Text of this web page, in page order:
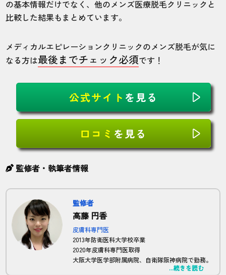
の基本情報だけでなく、他のメンズ医療脱毛クリニックと
比較した結果もまとめています。
メディカルエピレーションクリニックのメンズ脱毛が気に
なる方は最後までチェック必須です！
公式サイト を見る
口コミ を見る
監修者・執筆者情報
監修者
高藤 円香
皮膚科専門医
2013年防衛医科大学校卒業
2020年皮膚科専門医取得
大阪大学医学部附属病院、自衛隊阪神病院で勤務。
現在は正しい脱毛の知識を広めるため、HadaMote
...続きを読む